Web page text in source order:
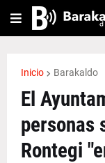
Inicio Barakaldo
El
personas
Rontegi